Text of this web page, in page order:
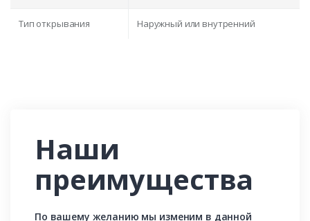
Тип открывания Наружный или внутренний
Наши
преимущества
По вашему желанию мы изменим в данной